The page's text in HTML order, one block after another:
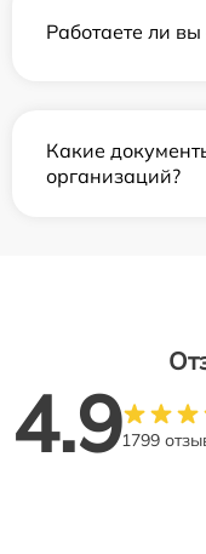
Работаете ли
Какие
организаций?
4.91799